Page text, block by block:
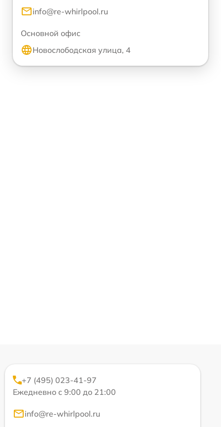
info@re-whirlpool.ru
Основной офис
Новослободская улица, 4
+7 (495) 023-41-97
Ежедневно с 9:00 до 21:00
info@re-whirlpool.ru